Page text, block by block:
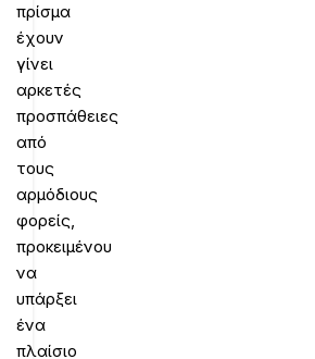
πρίσμα
έχουν
γίνει
αρκετές
προσπάθειες
από
τους
αρμόδιους
φορείς,
προκειμένου
να
υπάρξει
ένα
πλαίσιο